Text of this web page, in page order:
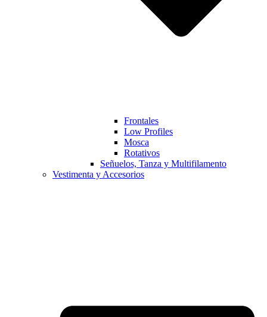
Frontales
Low Profiles
Mosca
Rotativos
Señuelos, Tanza y Multifilamento
Vestimenta y Accesorios